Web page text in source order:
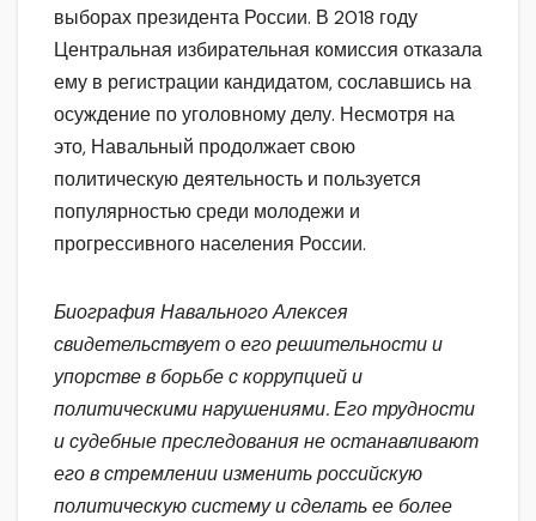
выборах президента России. В 2018 году
Центральная избирательная комиссия отказала
ему в регистрации кандидатом, сославшись на
осуждение по уголовному делу. Несмотря на
это, Навальный продолжает свою
политическую деятельность и пользуется
популярностью среди молодежи и
прогрессивного населения России.
Биография Навального Алексея
свидетельствует о его решительности и
упорстве в борьбе с коррупцией и
политическими нарушениями. Его трудности
и судебные преследования не останавливают
его в стремлении изменить российскую
политическую систему и сделать ее более